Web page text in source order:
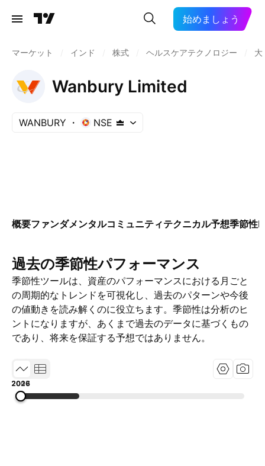
始めましょう
マーケット インド 株式 ヘルスケアテクノロジー 大
Wanbury Limited
WANBURY NSE
概要ファンダメンタルコミュニティテクニカル予想季節性
過去の季節性パフォーマンス
季節性ツールは、資産のパフォーマンスにおける月ごと
の周期的なトレンドを可視化し、過去のパターンや今後
の値動きを読み解くのに役立ちます。季節性は分析のヒ
ントになりますが、あくまで過去のデータに基づくもの
であり、将来を保証する予想ではありません。
2007
2016
2026